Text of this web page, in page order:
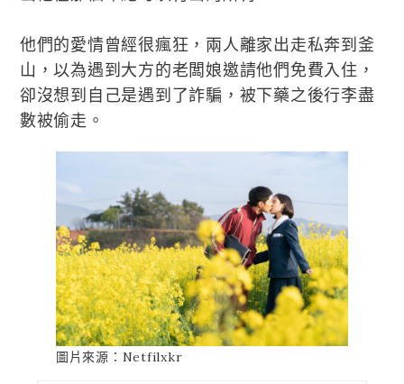
他們的愛情曾經很瘋狂，兩人離家出走私奔到釜
山，以為遇到大方的老闆娘邀請他們免費入住，
卻沒想到自己是遇到了詐騙，被下藥之後行李盡
數被偷走。
圖片來源：Netfilxkr